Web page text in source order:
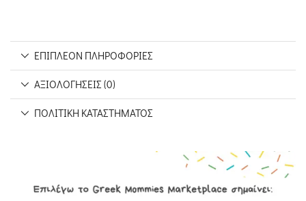
ΕΠΙΠΛΈΟΝ ΠΛΗΡΟΦΟΡΊΕΣ
ΑΞΙΟΛΟΓΉΣΕΙΣ (0)
ΠΟΛΙΤΙΚΉ ΚΑΤΑΣΤΉΜΑΤΟΣ